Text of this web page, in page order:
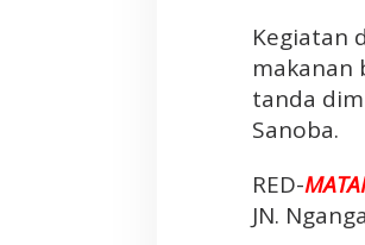
Kegiatan
makanan
tanda
Sanoba.
RED-
JN.